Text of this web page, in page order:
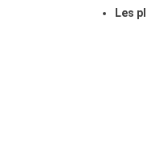
Les